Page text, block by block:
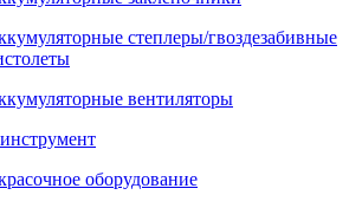
степлеры/гвоздезабивные
вентиляторы
оборудование